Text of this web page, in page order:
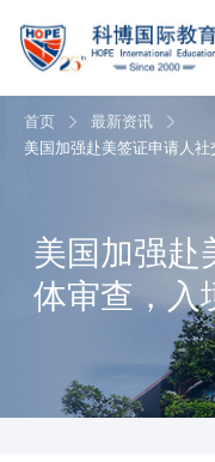
首页
最新资讯
美国加强赴美签证申请人
美国加强赴
体审查，入